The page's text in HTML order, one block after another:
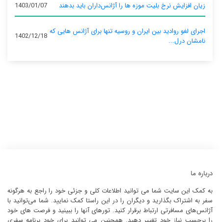
زیان افزایش نرخ بلیت موزه ها را آژانس‌داران باید بدهند 1403/01/07
اجرای لغو روادید بین ایران و روسیه تنها برای آژانس‌ هایی که
نامشان درل...
1402/12/18
درباره ما
به کمک این سایت شما می توانید اطلاعات کلی و جزئی خود را راجع به هرگونه
سفر به اشتراک بگذارید و دیگران را در این راستا کمک نمایید. شما می‌توانید با
آژانس‌های مسافرتی ارتباط برقرار کنید. تورهای آنها را ببینید و فرصت های خود